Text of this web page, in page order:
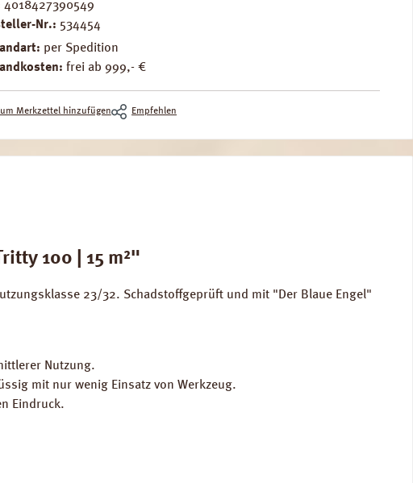
4018427390549
Nr.: 534454
per Spedition
frei ab 999,- €
Merkzettel hinzufügen Empfehlen
100 | 15 m²"
23/32. Schadstoffgeprüft und mit "Der Blaue Engel"
Nutzung.
mit nur wenig Einsatz von Werkzeug.
Eindruck.